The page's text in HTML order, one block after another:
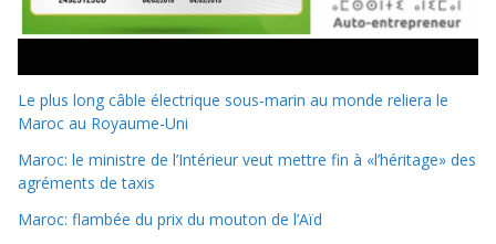
Le plus long câble électrique sous-marin au monde reliera le
Maroc au Royaume-Uni
Maroc: le ministre de l’Intérieur veut mettre fin à «l’héritage» des
agréments de taxis
Maroc: flambée du prix du mouton de l’Aïd